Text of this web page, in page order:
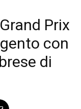
Prix
con
di